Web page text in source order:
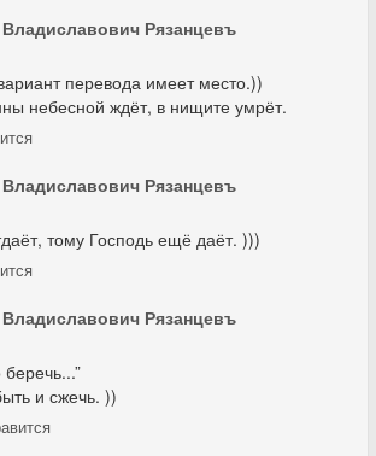
Рязанцевъ
перевода имеет место.))
небесной ждёт, в нищите умрёт.
Рязанцевъ
тому Господь ещё даёт. )))
Рязанцевъ
и сжечь. ))